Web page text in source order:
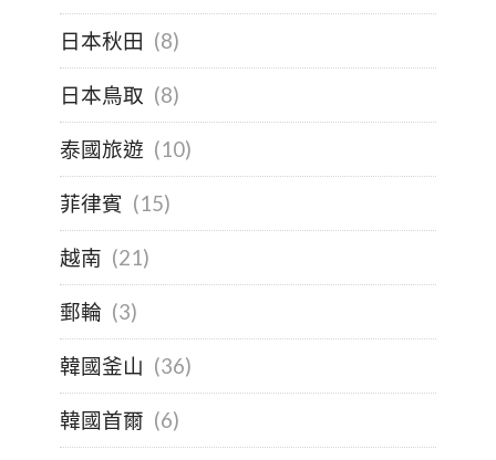
日本秋田 (8)
日本鳥取 (8)
泰國旅遊 (10)
菲律賓 (15)
越南 (21)
郵輪 (3)
韓國釜山 (36)
韓國首爾 (6)